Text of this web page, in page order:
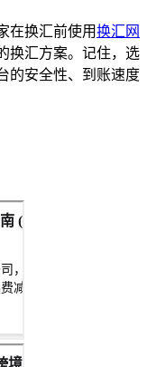
在换汇前使用换汇网
换汇方案。记住，选
的安全性、到账速度